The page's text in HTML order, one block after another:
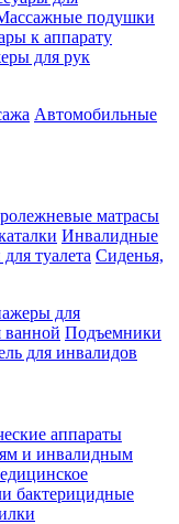
подушки
к аппарату
для рук
Автомобильные
матрасы
Инвалидные
туалета Сиденья,
для
ванной Подъемники
для инвалидов
аппараты
и инвалидным
бактерицидные